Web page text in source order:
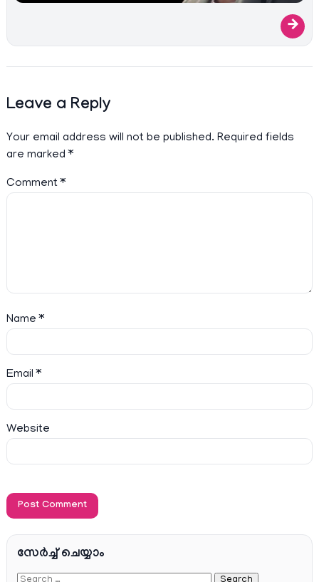
→
Leave a Reply
Your email address will not be published. Required fields
are marked*
Comment*
Name*
Email*
Website
സേര്‍ച്ച്‌ ചെയ്യാം